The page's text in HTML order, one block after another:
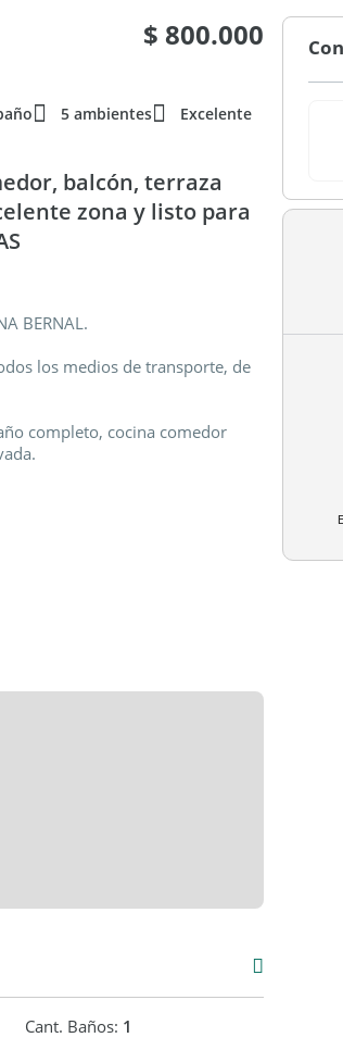
$ 800.000
5 ambientes
Excelente
balcón, terraza
zona y listo para
BERNAL.
los medios de transporte, de
completo, cocina comedor
o garantes con ingresos
Cant. Baños: 1